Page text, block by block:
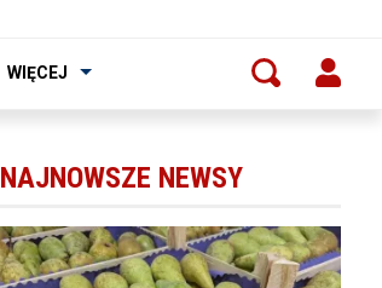
WIĘCEJ
NAJNOWSZE NEWSY